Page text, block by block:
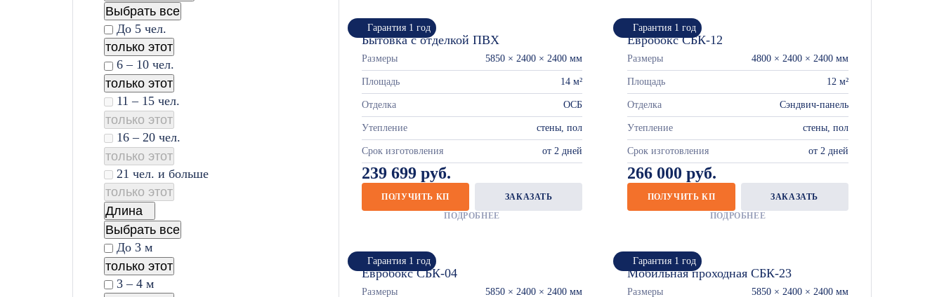
Выбрать все
До 5 чел.
только этот
6 – 10 чел.
только этот
11 – 15 чел.
только этот
16 – 20 чел.
только этот
21 чел. и больше
только этот
Длина
Выбрать все
До 3 м
только этот
3 – 4 м
Гарантия 1 год
Бытовка с отделкой ПВХ
Размеры 5850 × 2400 × 2400 мм
Площадь 14 м²
Отделка ОСБ
Утепление стены, пол
Срок изготовления от 2 дней
239 699 руб.
ПОЛУЧИТЬ КП
ЗАКАЗАТЬ
ПОДРОБНЕЕ
Гарантия 1 год
Евробокс СБК-12
Размеры 4800 × 2400 × 2400 мм
Площадь 12 м²
Отделка Сэндвич-панель
Утепление стены, пол
Срок изготовления от 2 дней
266 000 руб.
ПОЛУЧИТЬ КП
ЗАКАЗАТЬ
ПОДРОБНЕЕ
Гарантия 1 год
Евробокс СБК-04
Размеры 5850 × 2400 × 2400 мм
Гарантия 1 год
Мобильная проходная СБК-23
Размеры 5850 × 2400 × 2400 мм